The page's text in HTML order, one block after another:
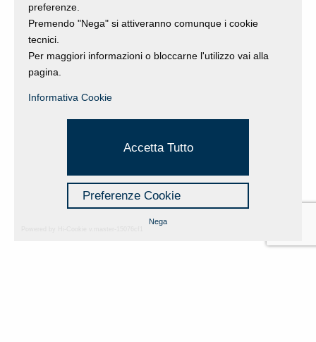
preferenze.
Premendo "Nega" si attiveranno comunque i cookie
tecnici.
Per maggiori informazioni o bloccarne l'utilizzo vai alla
pagina.
Informativa Cookie
Accetta Tutto
Preferenze Cookie
Nega